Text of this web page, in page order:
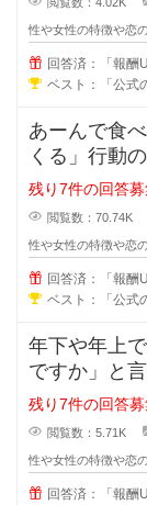
性や女性の特徴や恋
回答済：「報酬
ベスト：「公式
あーんで食
くる」行動
はなく付き
残り7件の回答募
閲覧数：70.74K
性や女性の特徴や恋
回答済：「報酬
ベスト：「公式
年下や年上
ですか」と
でしょうか
残り7件の回答募
閲覧数：5.71K
性や女性の特徴や恋
回答済：「報酬